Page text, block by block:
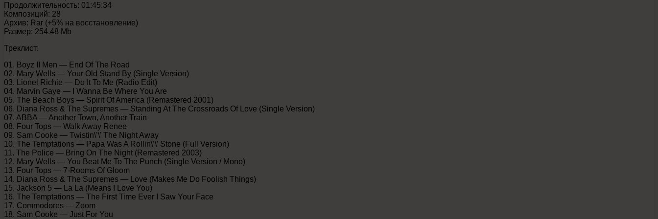
Продолжительность: 01:45:34
Композиций: 28
Архив: Rar (+5% на восстановление)
Размер: 254.48 Mb
Треклист:
01. Boyz II Men — End Of The Road
02. Mary Wells — Your Old Stand By (Single Version)
03. Lionel Richie — Do It To Me (Radio Edit)
04. Marvin Gaye — I Wanna Be Where You Are
05. The Beach Boys — Spirit Of America (Remastered 2001)
06. Diana Ross & The Supremes — Standing At The Crossroads Of Love (Single Version)
07. ABBA — Another Town, Another Train
08. Four Tops — Walk Away Renee
09. Sam Cooke — Twistin\’\’ The Night Away
10. The Temptations — Papa Was A Rollin\’\’ Stone (Full Version)
11. The Police — Bring On The Night (Remastered 2003)
12. Mary Wells — You Beat Me To The Punch (Single Version / Mono)
13. Four Tops — 7-Rooms Of Gloom
14. Diana Ross & The Supremes — Love (Makes Me Do Foolish Things)
15. Jackson 5 — La La (Means I Love You)
16. The Temptations — The First Time Ever I Saw Your Face
17. Commodores — Zoom
18. Sam Cooke — Just For You